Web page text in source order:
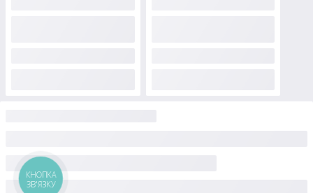
КНОПКА
ЗВ'ЯЗКУ